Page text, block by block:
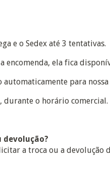
e o Sedex até 3 tentativas.
encomenda, ela fica
automaticamente para
durante o horário comercial.
a troca ou a devolução